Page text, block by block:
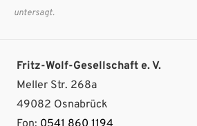
untersagt.
Fritz-Wolf-Gesellschaft e. V.
Meller Str. 268a
49082 Osnabrück